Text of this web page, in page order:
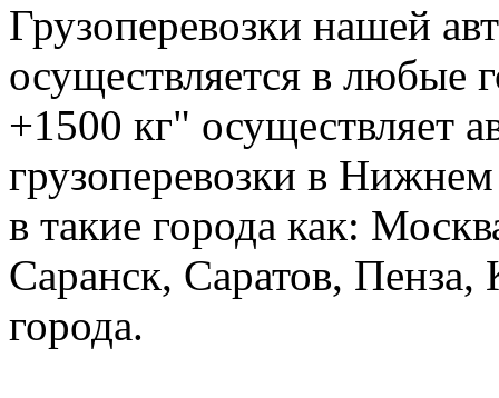
Грузоперевозки нашей
осуществляется в любые
+1500 кг" осуществляет
грузоперевозки в
в такие города как:
Саранск, Саратов, Пенза,
города.